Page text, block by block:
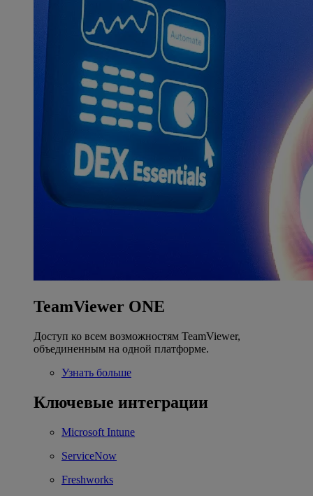
TeamViewer ONE
Доступ ко всем возможностям TeamViewer,
объединенным на одной платформе.
Узнать больше
Ключевые интеграции
Microsoft Intune
ServiceNow
Freshworks